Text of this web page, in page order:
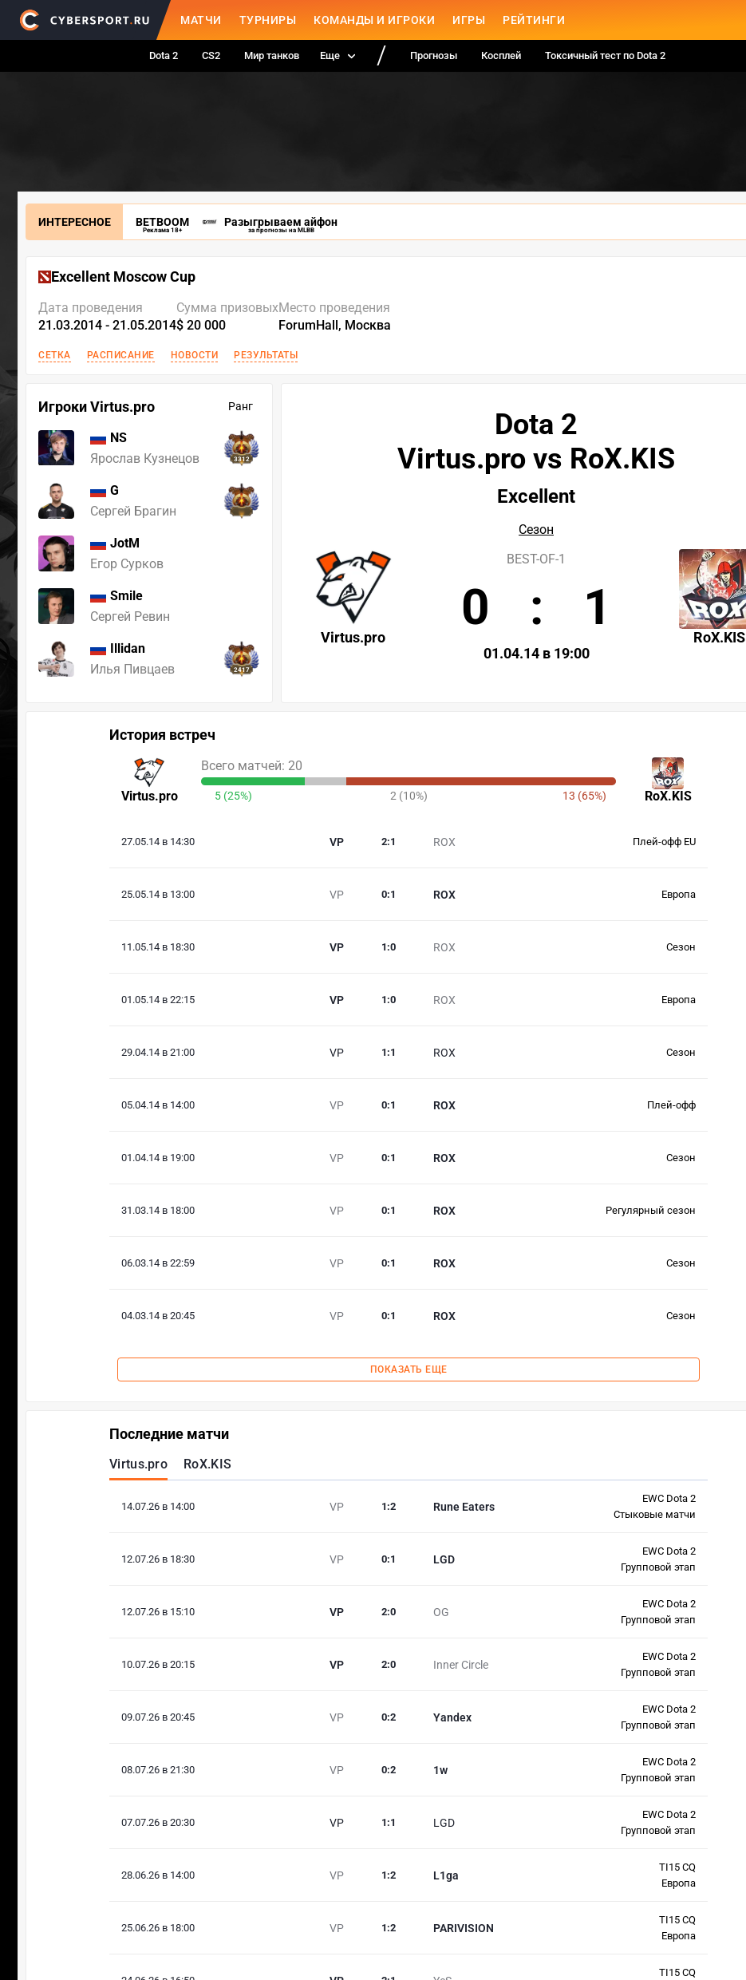
МАТЧИ ТУРНИРЫ КОМАНДЫ И ИГРОКИ ИГРЫ РЕЙТИНГИ
Dota 2 CS2 Мир танков Еще Прогнозы Косплей Токсичный тест по Dota 2
ИНТЕРЕСНОЕ BETBOOM
Реклама 18+
Разыгрываем айфон
за прогнозы на MLBB
Excellent Moscow Cup
Дата проведения
21.03.2014 - 21.05.2014
Сумма призовых
$ 20 000
Место проведения
ForumHall, Москва
СЕТКА РАСПИСАНИЕ НОВОСТИ РЕЗУЛЬТАТЫ
Игроки Virtus.pro Ранг
NS
Ярослав Кузнецов
3312
G
Сергей Брагин
JotM
Егор Сурков
Smile
Сергей Ревин
Illidan
Илья Пивцаев
2417
Dota 2
Virtus.pro vs RoX.KIS
Excellent
Сезон
Virtus.pro RoX.KIS
BEST-OF-1
0 : 1
01.04.14 в 19:00
История встреч
Virtus.pro RoX.KIS
Всего матчей: 20
5 (25%) 2 (10%) 13 (65%)
27.05.14 в 14:30 VP ROX
2:1 Плей-офф EU
25.05.14 в 13:00 VP ROX
0:1 Европа
11.05.14 в 18:30 VP ROX
1 :0 Сезон
01.05.14 в 22:15 VP ROX
1 :0 Европа
29.04.14 в 21:00 VP ROX
1 :1 Сезон
05.04.14 в 14:00 VP ROX
0:1 Плей-офф
01.04.14 в 19:00 VP ROX
0:1 Сезон
31.03.14 в 18:00 VP ROX
0:1 Регулярный сезон
06.03.14 в 22:59 VP ROX
0:1 Сезон
04.03.14 в 20:45 VP ROX
0:1 Сезон
ПОКАЗАТЬ ЕЩЕ
Последние матчи
Virtus.pro RoX.KIS
14.07.26 в 14:00 VP Rune Eaters
1 :2
EWC Dota 2
Стыковые матчи
12.07.26 в 18:30 VP LGD
0:1
EWC Dota 2
Групповой этап
12.07.26 в 15:10 VP OG
2:0
EWC Dota 2
Групповой этап
10.07.26 в 20:15 VP Inner Circle
2:0
EWC Dota 2
Групповой этап
09.07.26 в 20:45 VP Yandex
0:2
EWC Dota 2
Групповой этап
08.07.26 в 21:30 VP 1w
0:2
EWC Dota 2
Групповой этап
07.07.26 в 20:30 VP LGD
1 :1
EWC Dota 2
Групповой этап
28.06.26 в 14:00 VP L1ga
1 :2
TI15 CQ
Европа
25.06.26 в 18:00 VP PARIVISION
1 :2
TI15 CQ
Европа
TI15 CQ